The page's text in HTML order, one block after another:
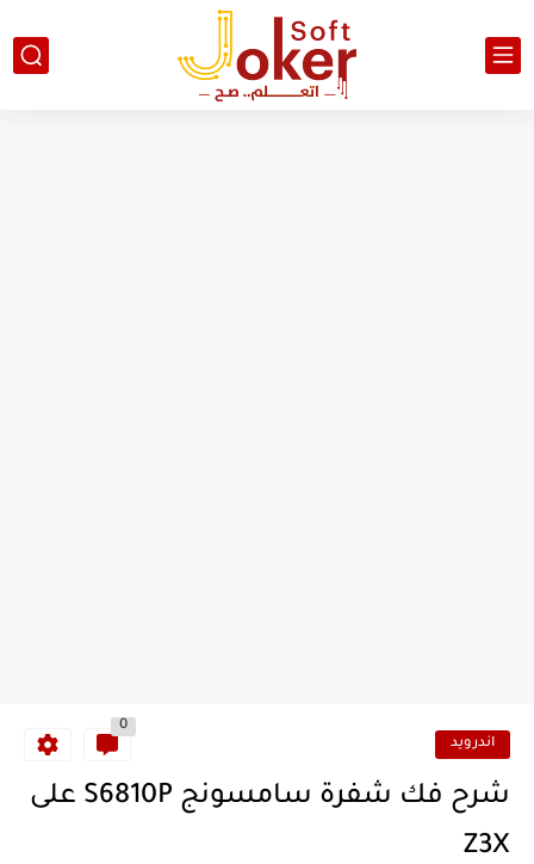
اندرويد
0
شرح فك شفرة سامسونج S6810P على
Z3X